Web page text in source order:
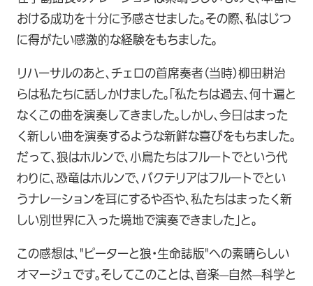
おける成功を十分に予感させました。その際、私はじつ
に得がたい感激的な経験をもちました。
リハーサルのあと、チェロの首席奏者（当時）柳田耕治
らは私たちに話しかけました。「私たちは過去、何十遍と
なくこの曲を演奏してきました。しかし、今日はまった
く新しい曲を演奏するような新鮮な喜びをもちました。
だって、狼はホルンで、小鳥たちはフルートでという代
わりに、恐竜はホルンで、バクテリアはフルートでとい
うナレーションを耳にするや否や、私たちはまったく新
しい別世界に入った境地で演奏できました」と。
この感想は、"ピーターと狼・生命誌版"への素晴らしい
オマージュです。そしてこのことは、音楽—自然—科学と